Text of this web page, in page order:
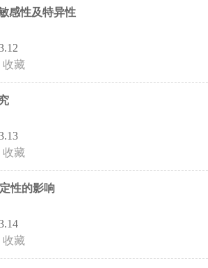
感性及特异性
收藏
收藏
性的影响
收藏